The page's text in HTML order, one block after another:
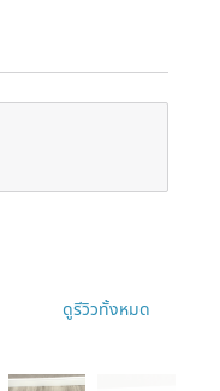
ดูรีวิวทั้งหมด